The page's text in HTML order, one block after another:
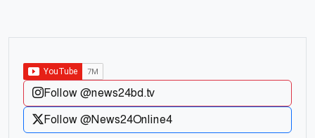
Follow @news24bd.tv
Follow @News24Online4